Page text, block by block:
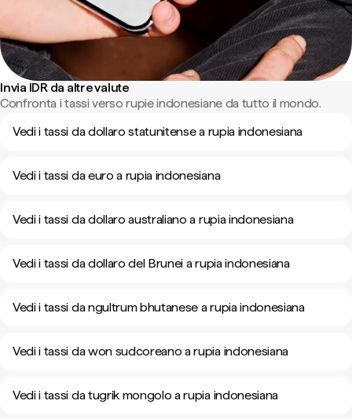
Invia IDR da altre valute
Confronta i tassi verso rupie indonesiane da tutto il mondo.
Vedi i tassi da dollaro statunitense a rupia indonesiana
Vedi i tassi da euro a rupia indonesiana
Vedi i tassi da dollaro australiano a rupia indonesiana
Vedi i tassi da dollaro del Brunei a rupia indonesiana
Vedi i tassi da ngultrum bhutanese a rupia indonesiana
Vedi i tassi da won sudcoreano a rupia indonesiana
Vedi i tassi da tugrik mongolo a rupia indonesiana